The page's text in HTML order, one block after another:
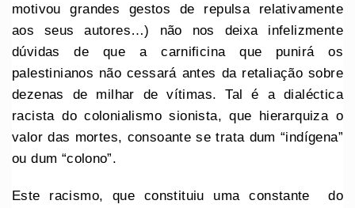
motivou grandes gestos de repulsa relativamente
aos seus autores…) não nos deixa infelizmente
dúvidas de que a carnificina que punirá os
palestinianos não cessará antes da retaliação sobre
dezenas de milhar de vítimas. Tal é a dialéctica
racista do colonialismo sionista, que hierarquiza o
valor das mortes, consoante se trata dum “indígena”
ou dum “colono”.
Este racismo, que constituiu uma constante do